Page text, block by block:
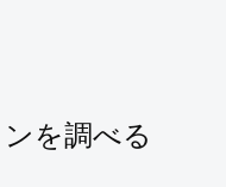
を調べる